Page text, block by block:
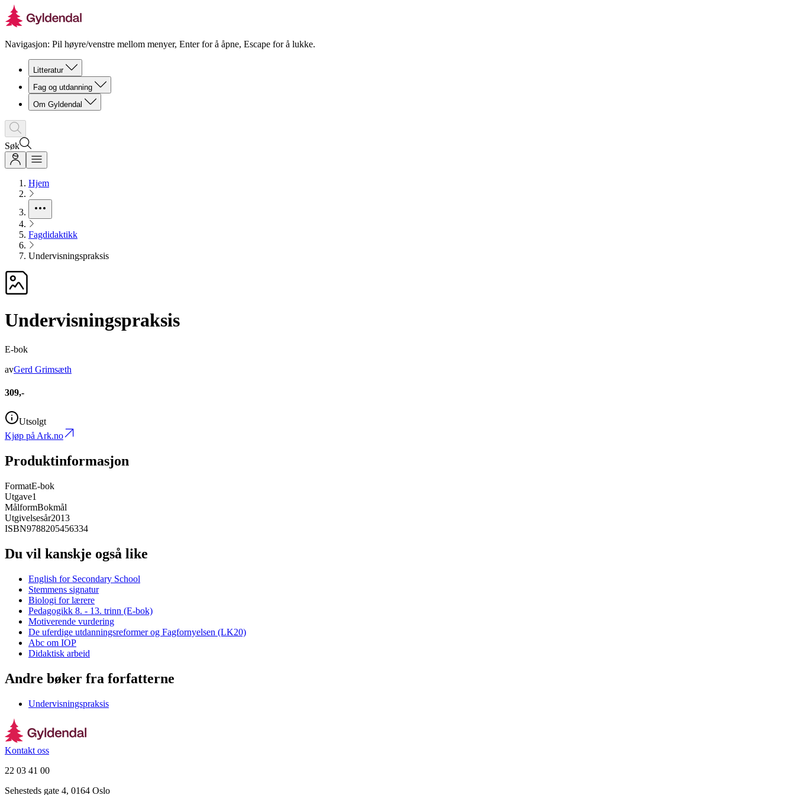
Navigasjon: Pil høyre/venstre mellom menyer, Enter for å åpne, Escape for å lukke.
Litteratur
Fag og utdanning
Om Gyldendal
Søk
Hjem
Fagdidaktikk
Undervisningspraksis
Undervisningspraksis
E-bok
avGerd Grimsæth
309,-
Utsolgt
Kjøp på Ark.no
Produktinformasjon
FormatE-bok
Utgave1
MålformBokmål
Utgivelsesår2013
ISBN9788205456334
Du vil kanskje også like
English for Secondary School
Stemmens signatur
Biologi for lærere
Pedagogikk 8. - 13. trinn (E-bok)
Motiverende vurdering
De uferdige utdanningsreformer og Fagfornyelsen (LK20)
Abc om IOP
Didaktisk arbeid
Andre bøker fra forfatterne
Undervisningspraksis
Kontakt oss
22 03 41 00
Sehesteds gate 4, 0164 Oslo